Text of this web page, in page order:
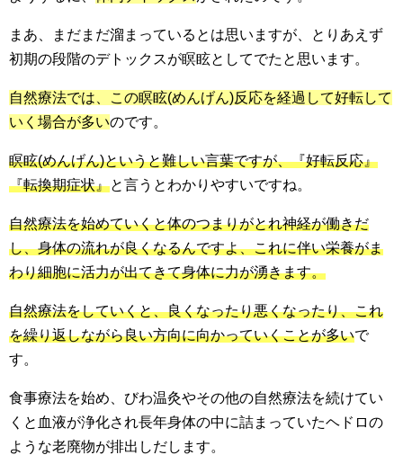
まあ、まだまだ溜まっているとは思いますが、とりあえず
初期の段階のデトックスが瞑眩としてでたと思います。
自然療法では、この瞑眩(めんげん)反応を経過して好転して
いく場合が多いのです。
瞑眩(めんげん)というと難しい言葉ですが、『好転反応』
『転換期症状』と言うとわかりやすいですね。
自然療法を始めていくと体のつまりがとれ神経が働きだ
し、身体の流れが良くなるんですよ、これに伴い栄養がま
わり細胞に活力が出てきて身体に力が湧きます。
自然療法をしていくと、良くなったり悪くなったり、これ
を繰り返しながら良い方向に向かっていくことが多いで
す。
食事療法を始め、びわ温灸やその他の自然療法を続けてい
くと血液が浄化され長年身体の中に詰まっていたヘドロの
ような老廃物が排出しだします。